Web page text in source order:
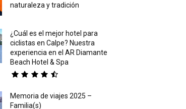
naturaleza y tradición
¿Cuál es el mejor hotel para
ciclistas en Calpe? Nuestra
experiencia en el AR Diamante
Beach Hotel & Spa
Memoria de viajes 2025 –
Familia(s)